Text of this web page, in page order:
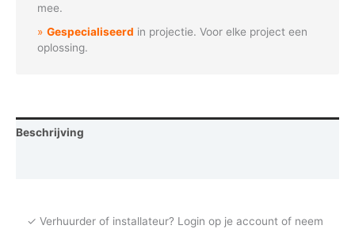
mee.
Gespecialiseerd in projectie. Voor elke project een
oplossing.
Beschrijving
✓ Verhuurder of installateur? Login op je account of neem